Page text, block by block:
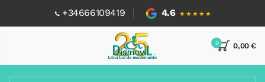
+34666109419 4.6 ★★★★★
0,00 €
0